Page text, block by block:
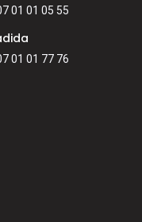
01 01 05 55
01 01 77 76